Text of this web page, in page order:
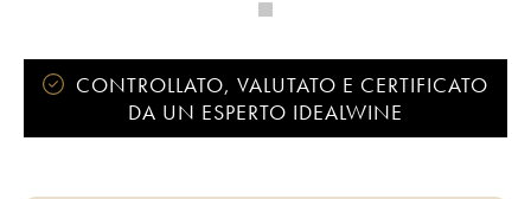
CONTROLLATO, VALUTATO E CERTIFICATO
DA UN ESPERTO IDEALWINE